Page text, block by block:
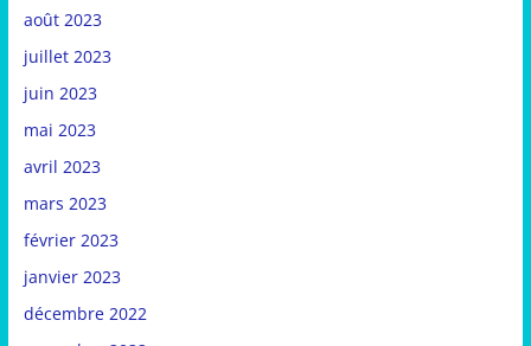
août 2023
juillet 2023
juin 2023
mai 2023
avril 2023
mars 2023
février 2023
janvier 2023
décembre 2022